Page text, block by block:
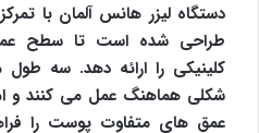
دستگاه لیزر هانس آلمان با
طراحی شده است تا سطح
شکلی هماهنگ عمل می کنند و
عمق های متفاوت پوست را